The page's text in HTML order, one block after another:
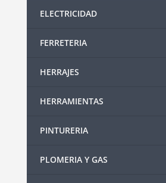
ELECTRICIDAD
FERRETERIA
HERRAJES
HERRAMIENTAS
PINTURERIA
PLOMERIA Y GAS